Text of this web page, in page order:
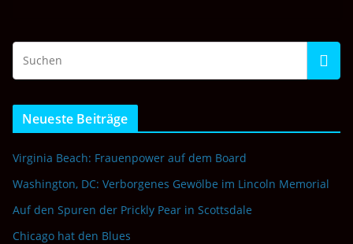
Neueste Beiträge
Virginia Beach: Frauenpower auf dem Board
Washington, DC: Verborgenes Gewölbe im Lincoln Memorial
Auf den Spuren der Prickly Pear in Scottsdale
Chicago hat den Blues